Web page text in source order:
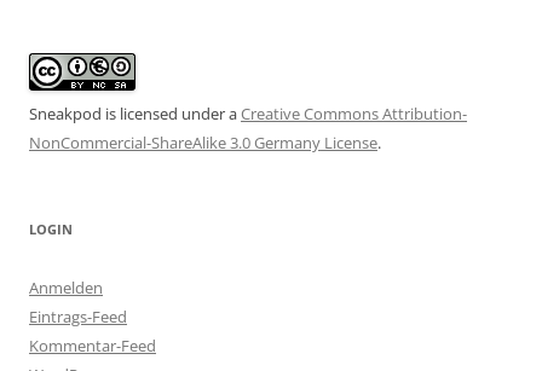
Sneakpod is licensed under aCreative Commons Attribution-
NonCommercial-ShareAlike 3.0 Germany License.
LOGIN
Anmelden
Eintrags-Feed
Kommentar-Feed